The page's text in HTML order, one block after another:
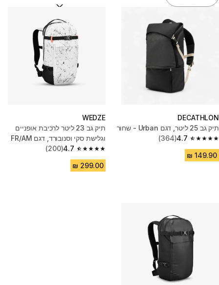
DECATHLON
תיק גב ‏25 ליטר, דגם Urban - שחור
4.7
4.7 out of 5 stars from 364 reviews
(364)
WEDZE
תיק גב 23 ליטר לרכיבת אופניים
וגלישת סקי וסנובורד, דגם FR/AM
100 - לבן/שחור
4.7
4.7 out of 5 stars from 200 reviews
(200)